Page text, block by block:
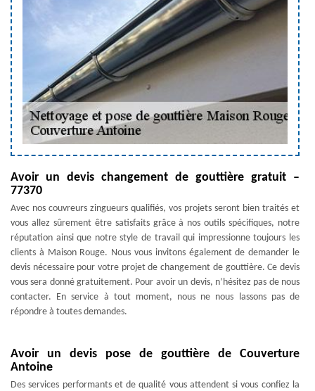
Avoir un devis changement de gouttière gratuit –
77370
Avec nos couvreurs zingueurs qualifiés, vos projets seront bien traités et
vous allez sûrement être satisfaits grâce à nos outils spécifiques, notre
réputation ainsi que notre style de travail qui impressionne toujours les
clients à Maison Rouge. Nous vous invitons également de demander le
devis nécessaire pour votre projet de changement de gouttière. Ce devis
vous sera donné gratuitement. Pour avoir un devis, n’hésitez pas de nous
contacter. En service à tout moment, nous ne nous lassons pas de
répondre à toutes demandes.
Avoir un devis pose de gouttière de Couverture
Antoine
Des services performants et de qualité vous attendent si vous confiez la